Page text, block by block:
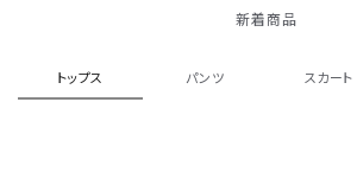
新着商品
トップス パンツ スカート